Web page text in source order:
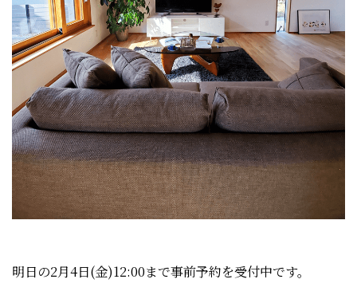
明日の2月4日(金)12:00まで事前予約を受付中です。